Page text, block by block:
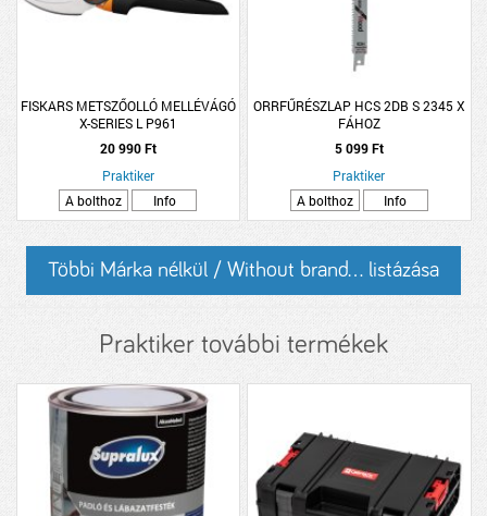
FISKARS METSZŐOLLÓ MELLÉVÁGÓ
X-SERIES L P961
20 990 Ft
Praktiker
A bolthoz
Info
ORRFŰRÉSZLAP HCS 2DB S 2345 X
FÁHOZ
5 099 Ft
Praktiker
A bolthoz
Info
Többi Márka nélkül / Without brand... listázása
Praktiker további termékek